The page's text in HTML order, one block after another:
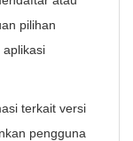
pilihan
terkait versi
pengguna